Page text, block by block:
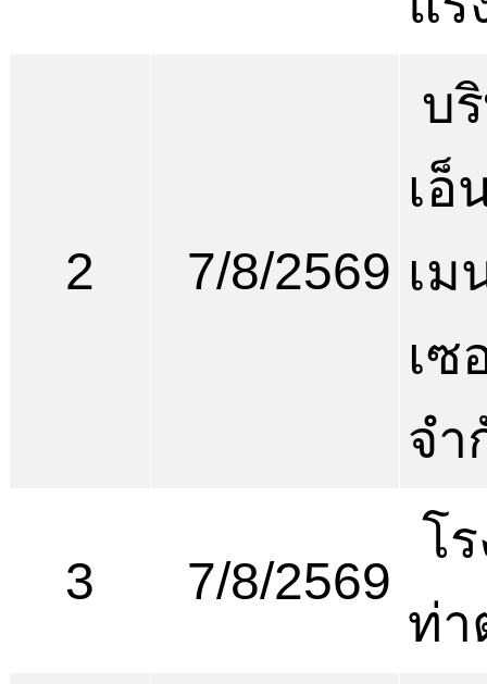
2 7/8/2569
บ
เอ็
เม
เซ
จำ
3 7/8/2569
โ
ท่า